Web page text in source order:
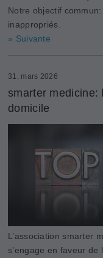
Notre objectif
inappropriés.
» Suivante
31. mars 2026
smarter medicine:
domicile
L’association smarter
s’engage en faveur de